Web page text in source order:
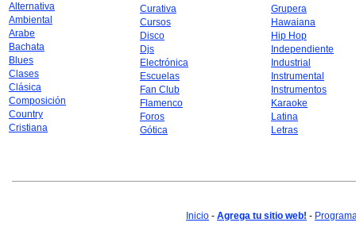
Alternativa
Ambiental
Arabe
Bachata
Blues
Clases
Clásica
Composición
Country
Cristiana
Curativa
Cursos
Disco
Djs
Electrónica
Escuelas
Fan Club
Flamenco
Foros
Gótica
Grupera
Hawaiana
Hip Hop
Independiente
Industrial
Instrumental
Instrumentos
Karaoke
Latina
Letras
Inicio - Agrega tu sitio web! -